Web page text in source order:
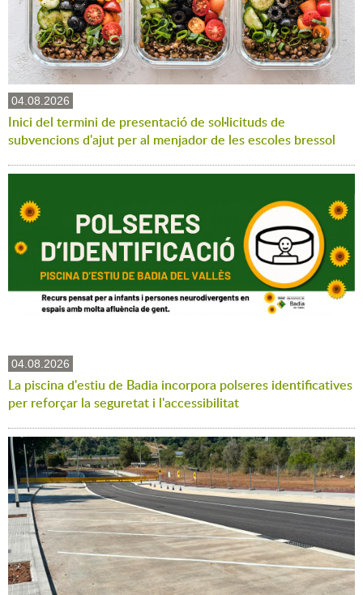
04.08.2026
Inici del termini de presentació de sol·licituds de
subvencions d'ajut per al menjador de les escoles bressol
04.08.2026
La piscina d'estiu de Badia incorpora polseres identificatives
per reforçar la seguretat i l'accessibilitat